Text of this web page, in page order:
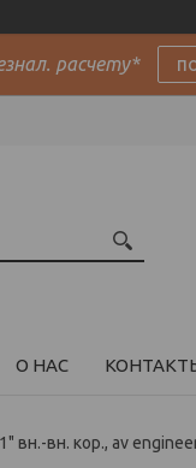
расчету*
О НАС
вн.-вн. кор., av